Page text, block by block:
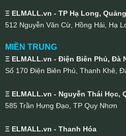
Ξ ELMALL.vn - TP Hạ Long,
512 Nguyễn Văn Cừ, Hồng Hải, Hạ
MIỀN TRUNG
Ξ ELMALL.vn - Điện Biên Phủ, Đà
Số 170 Điện Biên Phủ, Thanh Khê,
Ξ ELMALL.vn - Nguyễn Thái Học,
585 Trần Hưng Đạo, TP Quy Nhơn
Ξ ELMALL.vn - Thanh Hóa